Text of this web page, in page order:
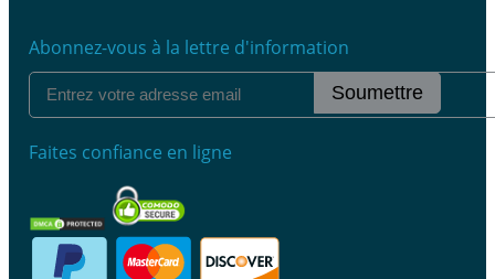
Abonnez-vous à la lettre d'information
Soumettre
Faites confiance en ligne